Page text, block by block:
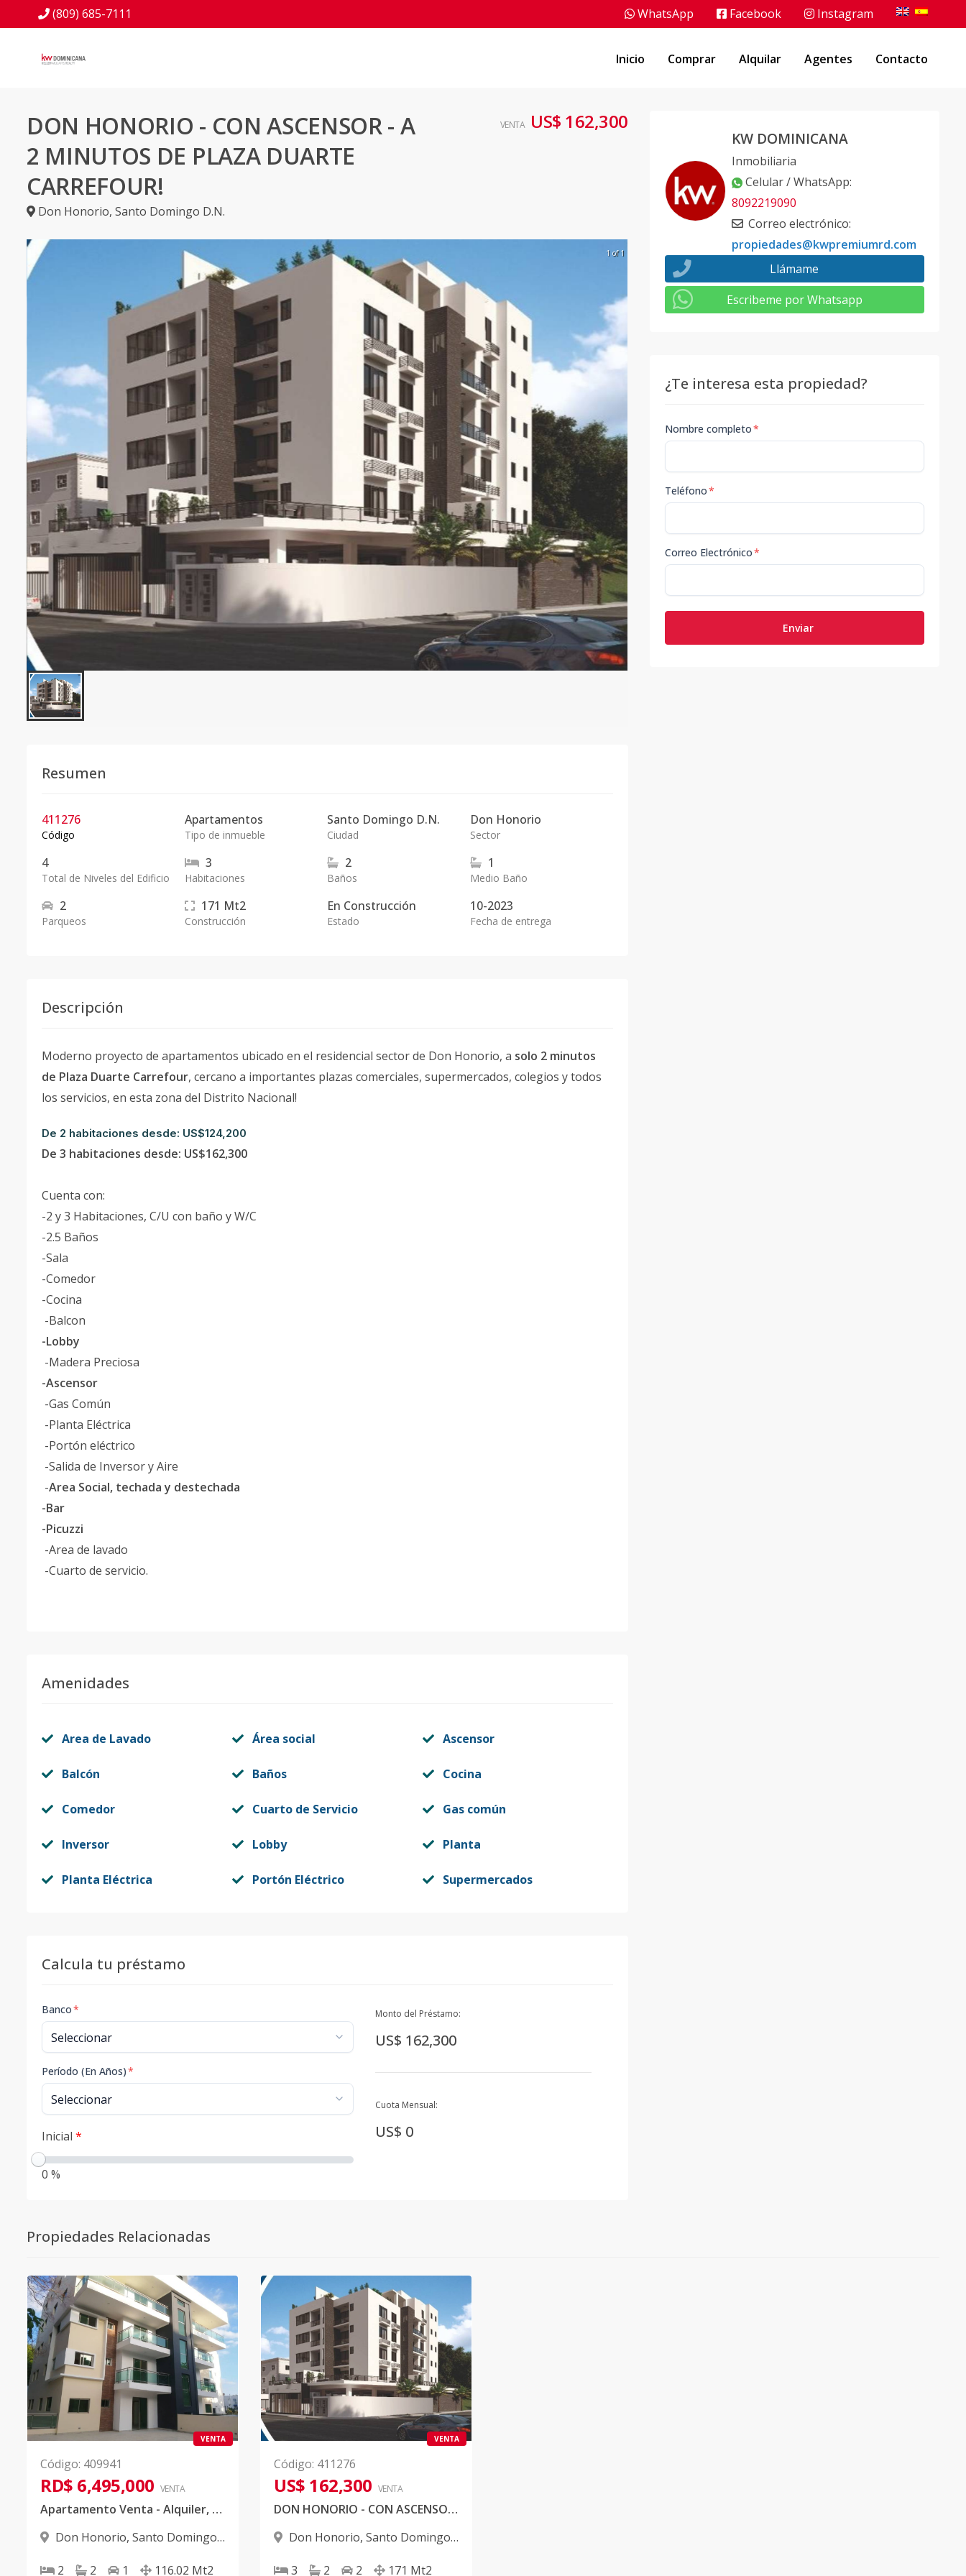
(809) 685-7111 WhatsApp Facebook Instagram
Inicio Comprar Alquilar Agentes Contacto
DON HONORIO - CON ASCENSOR - A
2 MINUTOS DE PLAZA DUARTE
CARREFOUR!
Don Honorio, Santo Domingo D.N.
VENTA US$ 162,300
1 of 1
Resumen
411276
Código
Apartamentos
Tipo de inmueble
Santo Domingo D.N.
Ciudad
Don Honorio
Sector
4
Total de Niveles del Edificio
3
Habitaciones
2
Baños
1
Medio Baño
2
Parqueos
171 Mt2
Construcción
En Construcción
Estado
10-2023
Fecha de entrega
Descripción
Moderno proyecto de apartamentos ubicado en el residencial sector de Don Honorio, a solo 2 minutos
de Plaza Duarte Carrefour, cercano a importantes plazas comerciales, supermercados, colegios y todos
los servicios, en esta zona del Distrito Nacional!
De 2 habitaciones desde: US$124,200
De 3 habitaciones desde: US$162,300
Cuenta con:
-2 y 3 Habitaciones, C/U con baño y W/C
-2.5 Baños
-Sala
-Comedor
-Cocina
-Balcon
-Lobby
-Madera Preciosa
-Ascensor
-Gas Común
-Planta Eléctrica
-Portón eléctrico
-Salida de Inversor y Aire
-Area Social, techada y destechada
-Bar
-Picuzzi
-Area de lavado
-Cuarto de servicio.
Amenidades
Area de Lavado Área social Ascensor
Balcón Baños Cocina
Comedor Cuarto de Servicio Gas común
Inversor Lobby Planta
Planta Eléctrica Portón Eléctrico Supermercados
Calcula tu préstamo
Banco*
Período (En Años)*
Inicial *
0 %
Monto del Préstamo:
US$ 162,300
Cuota Mensual:
US$ 0
KW DOMINICANA
Inmobiliaria
Celular / WhatsApp:
8092219090
Correo electrónico:
propiedades@kwpremiumrd.com
Llámame
Escribeme por Whatsapp
¿Te interesa esta propiedad?
Nombre completo*
Teléfono*
Correo Electrónico*
Enviar
Propiedades Relacionadas
VENTA
Código: 409941
RD$ 6,495,000 VENTA
Apartamento Venta - Alquiler, 2 hab., Don Honorio!
Don Honorio, Santo Domingo
2
2 1 116.02 Mt2
VENTA
Código: 411276
US$ 162,300 VENTA
DON HONORIO - CON ASCENSOR - A 2 MINUTOS DE PLAZA DUARTE CARREFOUR!
Don Honorio, Santo Domingo
3
2 2 171 Mt2